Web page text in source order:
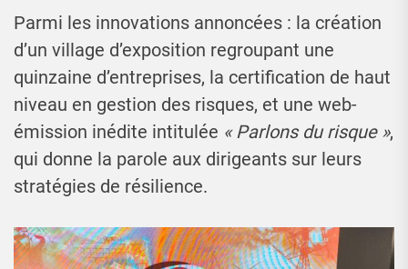
Parmi les innovations annoncées : la création
d’un village d’exposition regroupant une
quinzaine d’entreprises, la certification de haut
niveau en gestion des risques, et une web-
émission inédite intitulée « Parlons du risque »,
qui donne la parole aux dirigeants sur leurs
stratégies de résilience.